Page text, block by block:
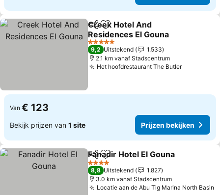
DelenToevoegen aan favorieten
Creek Hotel And
Residences El Gouna
Prijzen bekijken
5 Sterren
9,2 Uitstekend
1.533
2.1 km vanaf Stadscentrum
Het hoofdrestaurant The ButlerPrijzen
Van € 123
Bekijk prijzen van 1 site Prijzen bekijken
DelenToevoegen aan favorieten
Fanadir Hotel El Gouna
4 Sterren
8,8 Uitstekend
1.827
3.0 km vanaf Stadscentrum
Locatie aan de Abu Tig Marina North Basin